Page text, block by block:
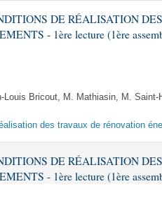
DE RÉALISATION
- 1ère lecture (1ère
Louis Bricout, M. Mathiasin, M.
des travaux de rénovation
DE RÉALISATION
- 1ère lecture (1ère